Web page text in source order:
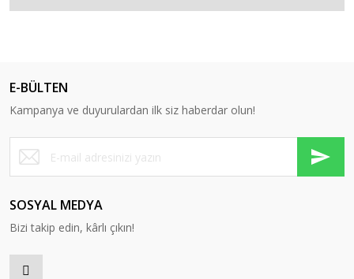
E-BÜLTEN
Kampanya ve duyurulardan ilk siz haberdar olun!
SOSYAL MEDYA
Bizi takip edin, kârlı çıkın!